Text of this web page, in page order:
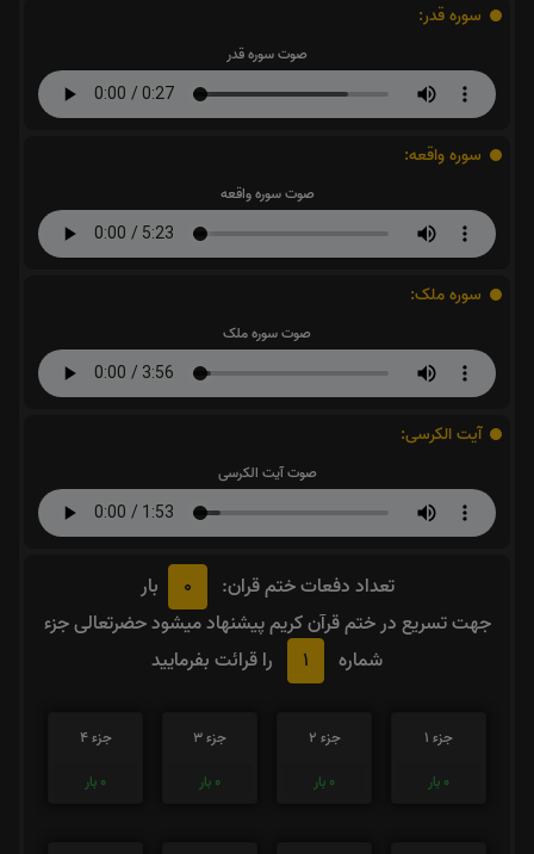
سوره قدر:
صوت سوره قدر
سوره واقعه:
صوت سوره واقعه
سوره ملک:
صوت سوره ملک
آیت الکرسی:
صوت آیت الکرسی
تعداد دفعات ختم قران: 0
بار
جهت تسریع در ختم قرآن کریم پیشنهاد میشود حضرتعالی جزء
شماره
1 را قرائت بفرمایید
جزء 1
0 بار
جزء 2
0 بار
جزء 3
0 بار
جزء 4
0 بار